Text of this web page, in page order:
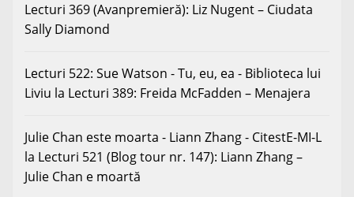
Lecturi 369 (Avanpremieră): Liz Nugent – Ciudata
Sally Diamond
Lecturi 522: Sue Watson - Tu, eu, ea - Biblioteca lui
Liviu la Lecturi 389: Freida McFadden – Menajera
Julie Chan este moarta - Liann Zhang - CitestE-MI-L
la Lecturi 521 (Blog tour nr. 147): Liann Zhang –
Julie Chan e moartă